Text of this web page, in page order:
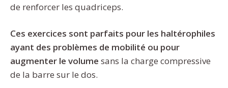
de renforcer les quadriceps.
Ces exercices sont parfaits pour les haltérophiles
ayant des problèmes de mobilité ou pour
augmenter le volume sans la charge compressive
de la barre sur le dos.